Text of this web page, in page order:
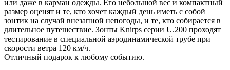
или даже в карман одежды. Его небольшой вес и компактный
размер оценят и те, кто хочет каждый день иметь с собой
зонтик на случай внезапной непогоды, и те, кто собирается в
длительное путешествие. Зонты Knirps серии U.200 проходят
тестирование в специальной аэродинамической трубе при
скорости ветра 120 км/ч.
Отличный подарок к любому событию.